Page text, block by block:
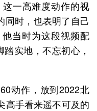
一高难度动作的视
同时，也表明了自己
当时为这段视频配
实地，不忘初心，
动作，放到2022北
高手看来遥不可及的